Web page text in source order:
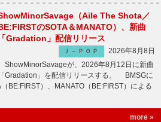
（Aile The Shota／
のSOTA＆MANATO）、新曲
「Gradation」配信リリース
Ｊ－ＰＯＰ
2026年8月8日
ShowMinorSavageが、2026年8月12日に新曲
「Gradation」を配信リリースする。 BMSGに
BE:FIRST）、MANATO（BE:FIRST）による
more »